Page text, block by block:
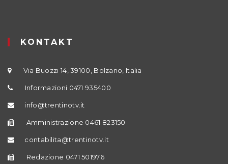
KONTAKT
Via Buozzi 14, 39100, Bolzano, Italia
Informazioni 0471 935400
info@trentinotv.it
Amministrazione 0461 823150
contabilita@trentinotv.it
Redazione 0471 501976